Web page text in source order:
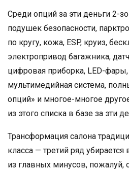
Среди опций за эти деньги 2-
подушек безопасности,
по кругу, кожа, ESP, круиз,
электропривод багажника,
цифровая приборка, LED-фары,
мультимедийная система,
опций» и многое-многое
из этого списка в базе за эти
Трансформация салона
класса — третий ряд
из главных минусов, пожалуй,